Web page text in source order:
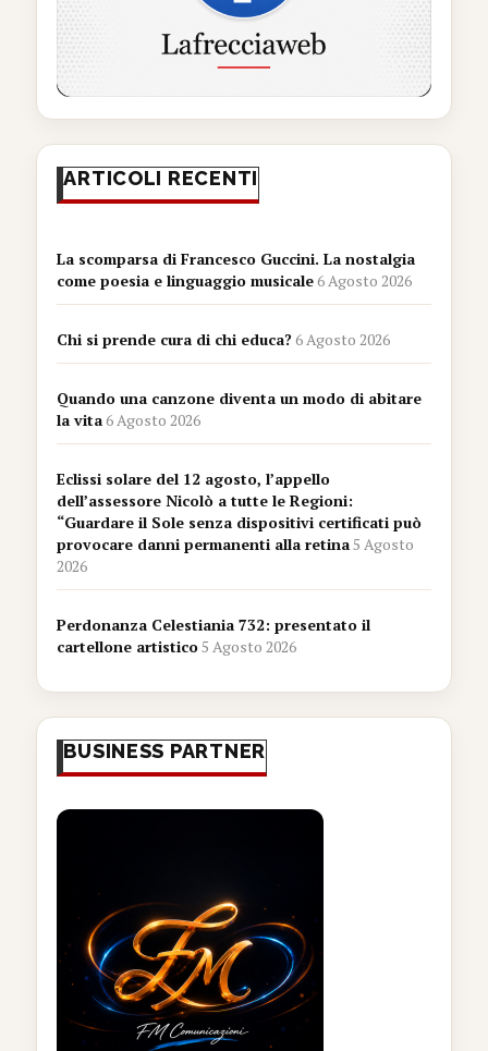
ARTICOLI RECENTI
La scomparsa di Francesco Guccini. La nostalgia
come poesia e linguaggio musicale6 Agosto 2026
Chi si prende cura di chi educa?6 Agosto 2026
Quando una canzone diventa un modo di abitare
la vita6 Agosto 2026
Eclissi solare del 12 agosto, l’appello
dell’assessore Nicolò a tutte le Regioni:
“Guardare il Sole senza dispositivi certificati può
provocare danni permanenti alla retina5 Agosto
2026
Perdonanza Celestiania 732: presentato il
cartellone artistico5 Agosto 2026
BUSINESS PARTNER